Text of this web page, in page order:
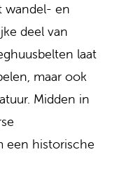
wandel- en
deel van
laat
maar ook
Midden in
een historische